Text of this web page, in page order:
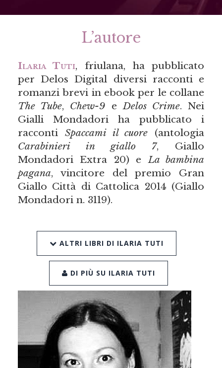
L’autore
Ilaria Tuti, friulana, ha pubblicato
per Delos Digital diversi racconti e
romanzi brevi in ebook per le collane
The Tube, Chew-9 eDelos Crime. Nei
Gialli Mondadori ha pubblicato i
racconti Spaccami il cuore (antologia
Carabinieri in giallo 7, Giallo
Mondadori Extra 20) eLa bambina
pagana, vincitore del premio Gran
Giallo Città di Cattolica 2014 (Giallo
Mondadori n. 3119).
ALTRI LIBRI DI ILARIA TUTI
DI PIÙ SU ILARIA TUTI